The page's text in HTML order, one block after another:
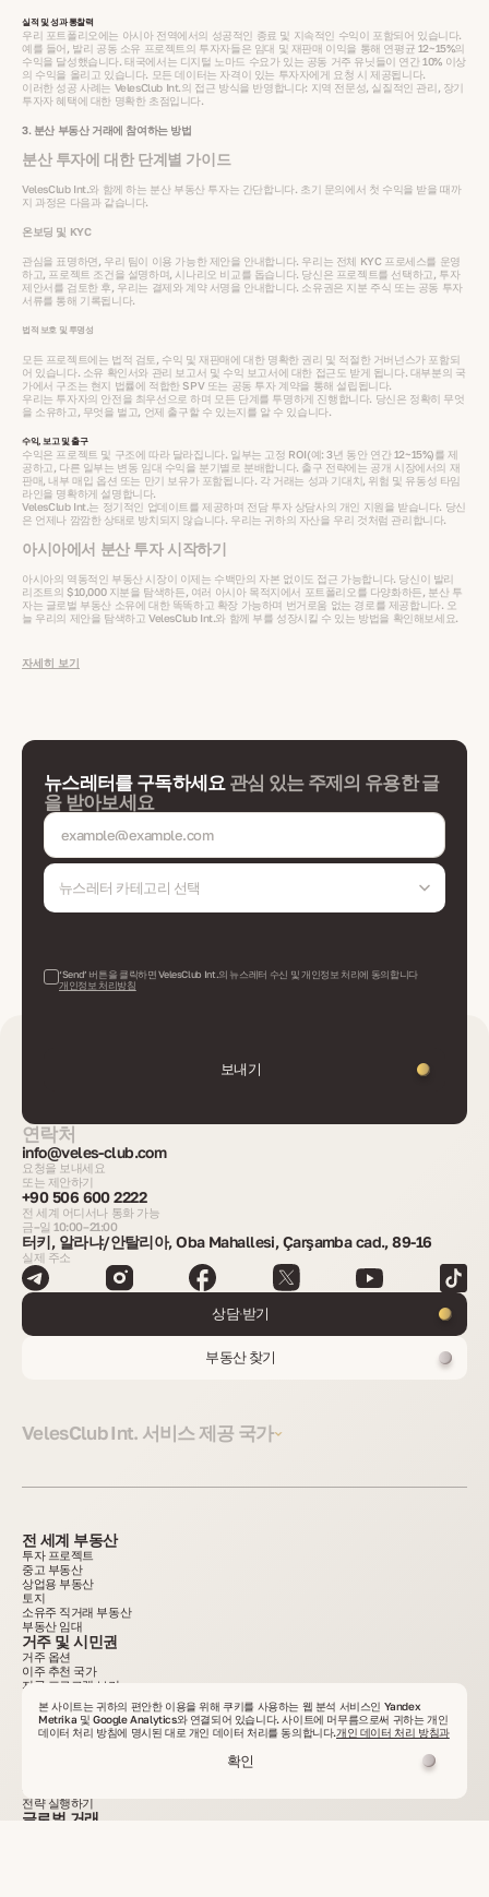
실적 및 성과 통찰력
우리 포트폴리오에는 아시아 전역에서의 성공적인 종료 및 지속적인 수익이 포함되어 있습니다.
예를 들어, 발리 공동 소유 프로젝트의 투자자들은 임대 및 재판매 이익을 통해 연평균 12~15%의
수익을 달성했습니다. 태국에서는 디지털 노마드 수요가 있는 공동 거주 유닛들이 연간 10% 이상
의 수익을 올리고 있습니다. 모든 데이터는 자격이 있는 투자자에게 요청 시 제공됩니다.
이러한 성공 사례는 VelesClub Int.의 접근 방식을 반영합니다: 지역 전문성, 실질적인 관리, 장기
투자자 혜택에 대한 명확한 초점입니다.
3. 분산 부동산 거래에 참여하는 방법
분산 투자에 대한 단계별 가이드
VelesClub Int.와 함께 하는 분산 부동산 투자는 간단합니다. 초기 문의에서 첫 수익을 받을 때까
지 과정은 다음과 같습니다.
온보딩 및 KYC
관심을 표명하면, 우리 팀이 이용 가능한 제안을 안내합니다. 우리는 전체 KYC 프로세스를 운영
하고, 프로젝트 조건을 설명하며, 시나리오 비교를 돕습니다. 당신은 프로젝트를 선택하고, 투자
제안서를 검토한 후, 우리는 결제와 계약 서명을 안내합니다. 소유권은 지분 주식 또는 공동 투자
서류를 통해 기록됩니다.
법적 보호 및 투명성
모든 프로젝트에는 법적 검토, 수익 및 재판매에 대한 명확한 권리 및 적절한 거버넌스가 포함되
어 있습니다. 소유 확인서와 관리 보고서 및 수익 보고서에 대한 접근도 받게 됩니다. 대부분의 국
가에서 구조는 현지 법률에 적합한 SPV 또는 공동 투자 계약을 통해 설립됩니다.
우리는 투자자의 안전을 최우선으로 하며 모든 단계를 투명하게 진행합니다. 당신은 정확히 무엇
을 소유하고, 무엇을 벌고, 언제 출구할 수 있는지를 알 수 있습니다.
수익, 보고 및 출구
수익은 프로젝트 및 구조에 따라 달라집니다. 일부는 고정 ROI(예: 3년 동안 연간 12~15%)를 제
공하고, 다른 일부는 변동 임대 수익을 분기별로 분배합니다. 출구 전략에는 공개 시장에서의 재
판매, 내부 매입 옵션 또는 만기 보유가 포함됩니다. 각 거래는 성과 기대치, 위험 및 유동성 타임
라인을 명확하게 설명합니다.
VelesClub Int.는 정기적인 업데이트를 제공하며 전담 투자 상담사의 개인 지원을 받습니다. 당신
은 언제나 깜깜한 상태로 방치되지 않습니다. 우리는 귀하의 자산을 우리 것처럼 관리합니다.
아시아에서 분산 투자 시작하기
아시아의 역동적인 부동산 시장이 이제는 수백만의 자본 없이도 접근 가능합니다. 당신이 발리
리조트의 $10,000 지분을 탐색하든, 여러 아시아 목적지에서 포트폴리오를 다양화하든, 분산 투
자는 글로벌 부동산 소유에 대한 똑똑하고 확장 가능하며 번거로움 없는 경로를 제공합니다. 오
늘 우리의 제안을 탐색하고 VelesClub Int.와 함께 부를 성장시킬 수 있는 방법을 확인해보세요.
자세히 보기
뉴스레터를 구독하세요 관심 있는 주제의 유용한 글
을 받아보세요
뉴스레터 카테고리 선택
‘Send’ 버튼을 클릭하면 VelesClub Int.의 뉴스레터 수신 및 개인정보 처리에 동의합니다
개인정보 처리방침
보내기
연락처
info@veles-club.com
요청을 보내세요
또는 제안하기
+90 506 600 2222
전 세계 어디서나 통화 가능
금–일 10:00–21:00
터키, 알라냐/안탈리아, Oba Mahallesi, Çarşamba cad., 89-16
실제 주소
상담 받기
부동산 찾기
VelesClub Int. 서비스 제공 국가
전 세계 부동산
투자 프로젝트
중고 부동산
상업용 부동산
토지
소유주 직거래 부동산
부동산 임대
거주 및 시민권
거주 옵션
이주 추천 국가
지금 프로그램 보기
Co-Invest Asia
투자 절차
수익 및 안전성
지금 투자 선택하기
전략 실행하기
글로벌 거래
본 사이트는 귀하의 편안한 이용을 위해 쿠키를 사용하는 웹 분석 서비스인 Yandex
Metrika 및 Google Analytics와 연결되어 있습니다. 사이트에 머무름으로써 귀하는 개인
데이터 처리 방침에 명시된 대로 개인 데이터 처리를 동의합니다.개인 데이터 처리 방침과
확인